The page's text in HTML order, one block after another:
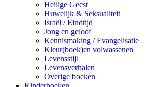
Heilige Geest
Huwelijk & Seksualiteit
Israël / Eindtijd
Jong en geloof
Kennismaking / Evangelisatie
Kleur(boek)en volwassenen
Levensstijl
Levensverhalen
Overige boeken